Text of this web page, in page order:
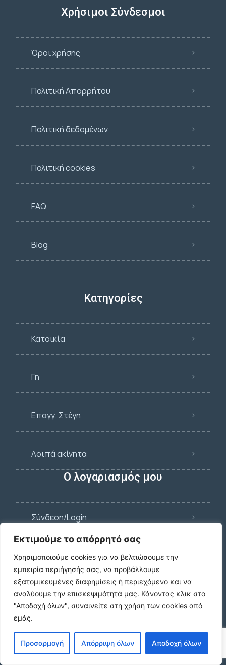
Εκτιμούμε το απόρρητό σας
Χρησιμοποιούμε cookies για να βελτιώσουμε την
εμπειρία περιήγησής σας, να προβάλλουμε
εξατομικευμένες διαφημίσεις ή περιεχόμενο και να
αναλύουμε την επισκεψιμότητά μας. Κάνοντας κλικ στο
"Αποδοχή όλων", συναινείτε στη χρήση των cookies από
εμάς.
Προσαρμογή Απόρριψη όλων Αποδοχή όλων
Χρήσιμοι Σύνδεσμοι
Όροι χρήσης
Πολιτική Απορρήτου
Πολιτική δεδομένων
Πολιτική cookies
FAQ
Blog
Κατηγορίες
Κατοικία
Γη
Επαγγ. Στέγη
Λοιπά ακίνητα
Ο λογαριασμός μου
Σύνδεση/Login
Εγγραφή
Ξεχάσατε τον κωδικό σας;
Νεότερες καταχωρίσεις